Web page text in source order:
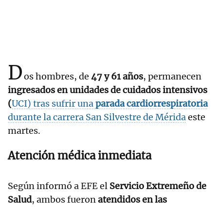
Dos hombres, de 47 y 61 años, permanecen
ingresados en unidades de cuidados intensivos
(UCI) tras sufrir unaparada cardiorrespiratoria
durante la carrera San Silvestre de Méridaeste
martes.
Atención médica inmediata
Según informó a EFE el Servicio Extremeño de
Salud, ambos fueronatendidos en las